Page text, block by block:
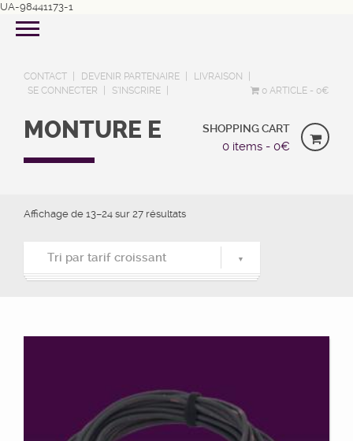
UA-98441173-1
CONTACT DEVENIR PARTENAIRE
LIVRAISON
SE CONNECTER
S’INSCRIRE 0 ARTICLE 0€
MONTURE E SHOPPING CART
0 items - 0€
Affichage de 13–24 sur 27 résultats
Tri par tarif croissant
Tri par popularité
Tri du plus récent au plus ancien
Tri par tarif croissant
Tri par tarif décroissant